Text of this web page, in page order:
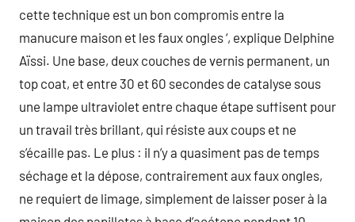
cette technique est un bon compromis entre la
manucure maison et les faux ongles ‘, explique Delphine
Aïssi. Une base, deux couches de vernis permanent, un
top coat, et entre 30 et 60 secondes de catalyse sous
une lampe ultraviolet entre chaque étape suffisent pour
un travail très brillant, qui résiste aux coups et ne
s’écaille pas. Le plus : il n’y a quasiment pas de temps
séchage et la dépose, contrairement aux faux ongles,
ne requiert de limage, simplement de laisser poser à la